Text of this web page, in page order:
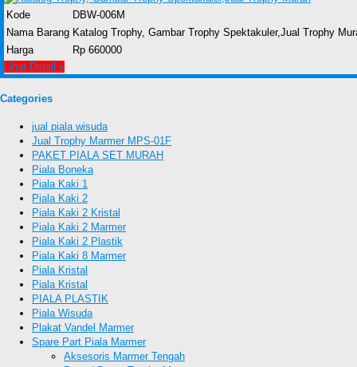
Kode
DBW-006M
Nama Barang Katalog Trophy, Gambar Trophy Spektakuler,Jual Trophy
Harga
Rp 660000
Lihat Detail »
Categories
jual piala wisuda
Jual Trophy Marmer MPS-01F
PAKET PIALA SET MURAH
Piala Boneka
Piala Kaki 1
Piala Kaki 2
Piala Kaki 2 Kristal
Piala Kaki 2 Marmer
Piala Kaki 2 Plastik
Piala Kaki 8 Marmer
Piala Kristal
Piala Kristal
PIALA PLASTIK
Piala Wisuda
Plakat Vandel Marmer
Spare Part Piala Marmer
Aksesoris Marmer Tengah